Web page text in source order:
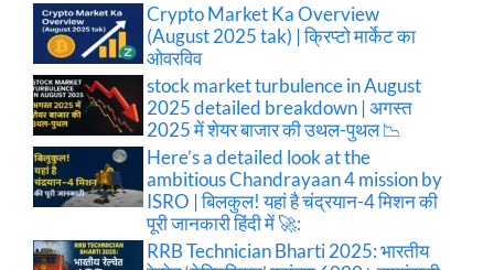
Crypto Market Ka Overview
(August 2025 tak) | क्रिप्टो मार्केट का
ओवरविव
stock market turbulence in August
2025 detailed breakdown | अगस्त
2025 में शेयर बाजार की उथल-पुथल 📉
Here’s a detailed look at the
ambitious Chandrayaan 4 mission by
ISRO | बिलकुल! यहां है चंद्रयान-4 मिशन की
पूरी जानकारी हिंदी में 🚀:
RRB Technician Bharti 2025: भारतीय